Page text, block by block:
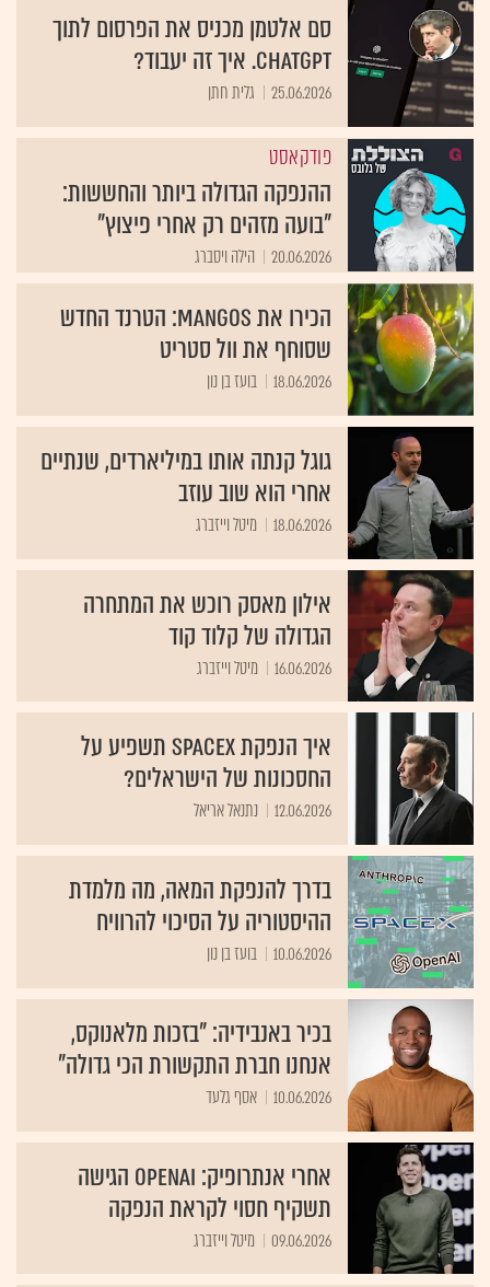
סם אלטמן מכניס את הפרסום לתוך
ChatGPT. איך זה יעבוד?
25.06.2026 גלית חתן
פודקאסט
ההנפקה הגדולה ביותר והחששות:
"בועה מזהים רק אחרי פיצוץ"
20.06.2026 הילה ויסברג
הכירו את MANGOS: הטרנד החדש
שסוחף את וול סטריט
18.06.2026 בועז בן נון
גוגל קנתה אותו במיליארדים, שנתיים
אחרי הוא שוב עוזב
18.06.2026 מיטל וייזברג
אילון מאסק רוכש את המתחרה
הגדולה של קלוד קוד
16.06.2026 מיטל וייזברג
איך הנפקת SpaceX תשפיע על
החסכונות של הישראלים?
12.06.2026 נתנאל אריאל
בדרך להנפקת המאה, מה מלמדת
ההיסטוריה על הסיכוי להרוויח
10.06.2026 בועז בן נון
בכיר באנבידיה: "בזכות מלאנוקס,
אנחנו חברת התקשורת הכי גדולה"
10.06.2026 אסף גלעד
אחרי אנתרופיק: OpenAI הגישה
תשקיף חסוי לקראת הנפקה
09.06.2026 מיטל וייזברג